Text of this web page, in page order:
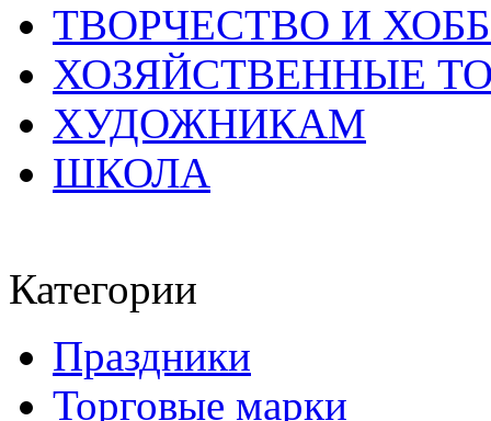
ТВОРЧЕСТВО И
ХОЗЯЙСТВЕННЫЕ
ХУДОЖНИКАМ
ШКОЛА
Категории
Праздники
Торговые марки